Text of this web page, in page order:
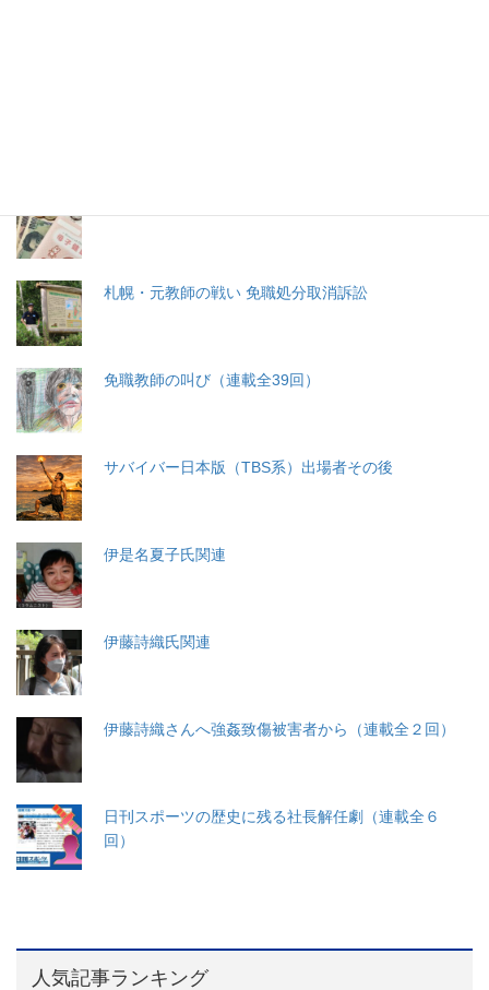
札幌・元教師の戦い 免職処分取消訴訟
免職教師の叫び（連載全39回）
サバイバー日本版（TBS系）出場者その後
伊是名夏子氏関連
伊藤詩織氏関連
伊藤詩織さんへ強姦致傷被害者から（連載全２回）
日刊スポーツの歴史に残る社長解任劇（連載全６
回）
人気記事ランキング